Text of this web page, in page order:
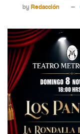
by Redacción